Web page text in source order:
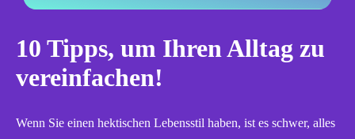
10 Tipps, um Ihren Alltag zu
vereinfachen!
Wenn Sie einen hektischen Lebensstil haben, ist es schwer, alles